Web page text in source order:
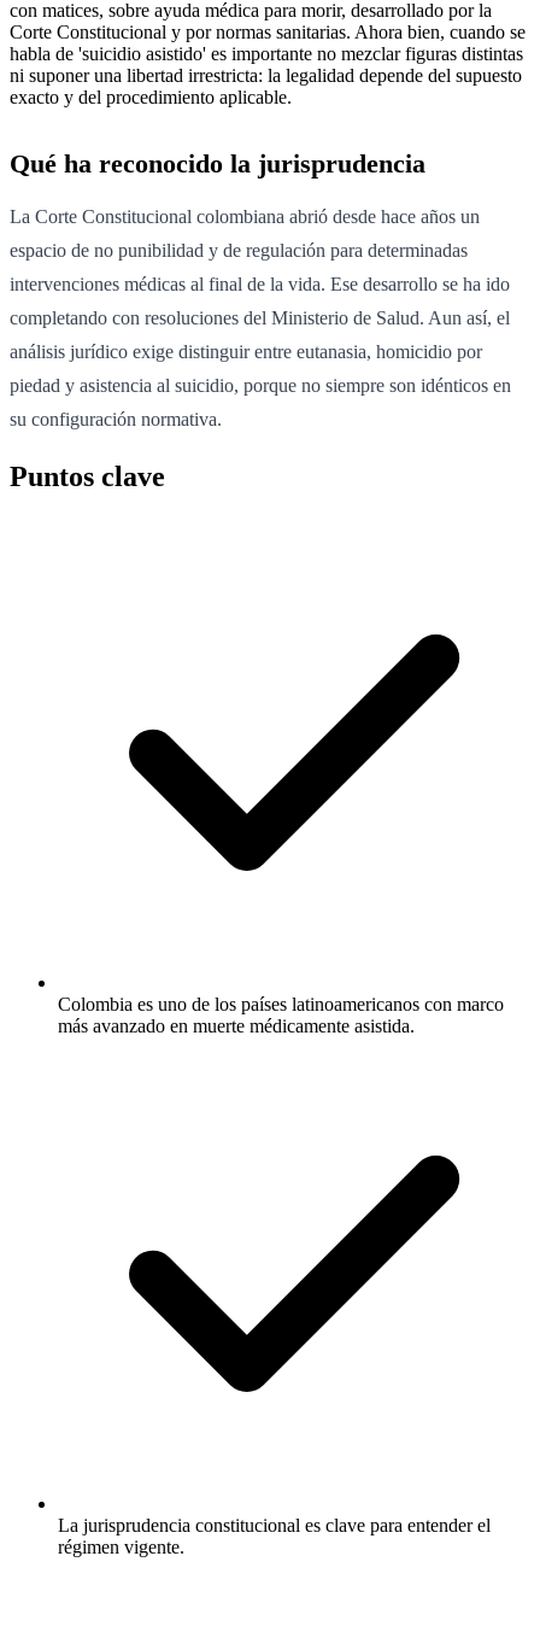
con matices, sobre ayuda médica para morir, desarrollado por la
Corte Constitucional y por normas sanitarias. Ahora bien, cuando se
habla de 'suicidio asistido' es importante no mezclar figuras distintas
ni suponer una libertad irrestricta: la legalidad depende del supuesto
exacto y del procedimiento aplicable.
Qué ha reconocido la jurisprudencia
La Corte Constitucional colombiana abrió desde hace años un
espacio de no punibilidad y de regulación para determinadas
intervenciones médicas al final de la vida. Ese desarrollo se ha ido
completando con resoluciones del Ministerio de Salud. Aun así, el
análisis jurídico exige distinguir entre eutanasia, homicidio por
piedad y asistencia al suicidio, porque no siempre son idénticos en
su configuración normativa.
Puntos clave
Colombia es uno de los países latinoamericanos con marco
más avanzado en muerte médicamente asistida.
La jurisprudencia constitucional es clave para entender el
régimen vigente.